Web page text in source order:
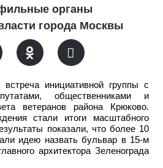
органы
города Москвы
встреча инициативной группы с
общественниками и
ветеранов района Крюково.
стали итоги масштабного
показали, что более 10
идею назвать бульвар в 15-м
архитектора Зеленограда